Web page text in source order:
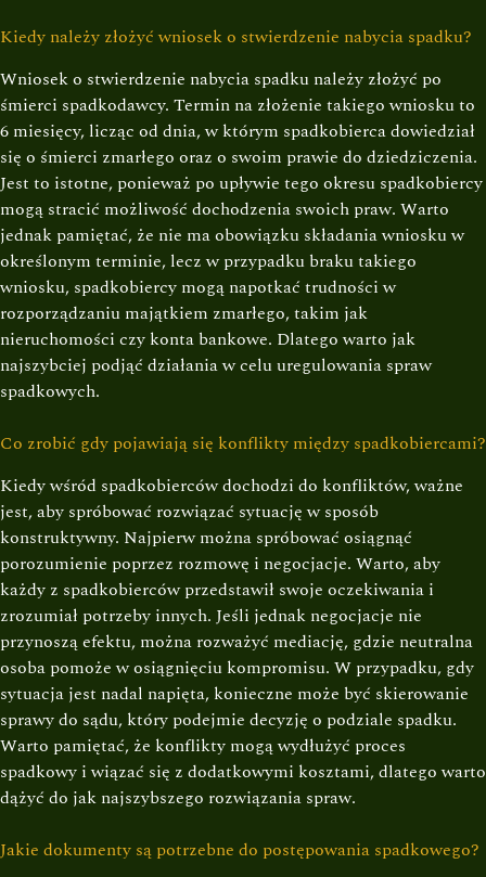
Kiedy należy złożyć wniosek o stwierdzenie nabycia spadku?
Wniosek o stwierdzenie nabycia spadku należy złożyć po
śmierci spadkodawcy. Termin na złożenie takiego wniosku to
6 miesięcy, licząc od dnia, w którym spadkobierca dowiedział
się o śmierci zmarłego oraz o swoim prawie do dziedziczenia.
Jest to istotne, ponieważ po upływie tego okresu spadkobiercy
mogą stracić możliwość dochodzenia swoich praw. Warto
jednak pamiętać, że nie ma obowiązku składania wniosku w
określonym terminie, lecz w przypadku braku takiego
wniosku, spadkobiercy mogą napotkać trudności w
rozporządzaniu majątkiem zmarłego, takim jak
nieruchomości czy konta bankowe. Dlatego warto jak
najszybciej podjąć działania w celu uregulowania spraw
spadkowych.
Co zrobić gdy pojawiają się konflikty między spadkobiercami?
Kiedy wśród spadkobierców dochodzi do konfliktów, ważne
jest, aby spróbować rozwiązać sytuację w sposób
konstruktywny. Najpierw można spróbować osiągnąć
porozumienie poprzez rozmowę i negocjacje. Warto, aby
każdy z spadkobierców przedstawił swoje oczekiwania i
zrozumiał potrzeby innych. Jeśli jednak negocjacje nie
przynoszą efektu, można rozważyć mediację, gdzie neutralna
osoba pomoże w osiągnięciu kompromisu. W przypadku, gdy
sytuacja jest nadal napięta, konieczne może być skierowanie
sprawy do sądu, który podejmie decyzję o podziale spadku.
Warto pamiętać, że konflikty mogą wydłużyć proces
spadkowy i wiązać się z dodatkowymi kosztami, dlatego warto
dążyć do jak najszybszego rozwiązania spraw.
Jakie dokumenty są potrzebne do postępowania spadkowego?